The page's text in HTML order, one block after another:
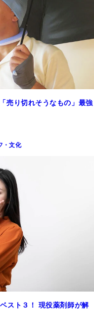
売り切れそうなもの」最強
・文化
スト３！ 現役薬剤師が解